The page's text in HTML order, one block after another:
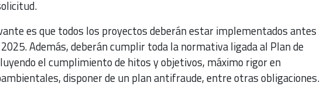
es que todos los proyectos deberán estar implementados antes
Además, deberán cumplir toda la normativa ligada al Plan de
el cumplimiento de hitos y objetivos, máximo rigor en
disponer de un plan antifraude, entre otras obligaciones.